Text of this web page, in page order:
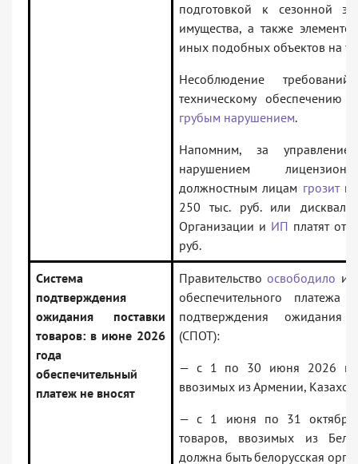
подготовкой к сезонной
имущества, а также
иных подобных объектов на
Несоблюдение
техническому
грубым нарушением.
Напомним, за
нарушением
должностным лицам грозит
250 тыс. руб. или
Организации и ИП платят от
руб.
Система
подтверждения
ожидания поставки
товаров: в июне 2026
года
обеспечительный
платеж не вносят
Правительствоосвободило
обеспечительного
подтверждения ожидания
(СПОТ):
— с 1 по 30 июня 2026
ввозимых из Армении,
— с 1 июня по 31
товаров, ввозимых из
должна быть белорусская